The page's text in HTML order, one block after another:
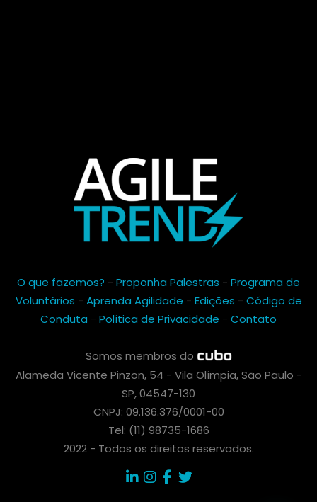
O que fazemos? - Proponha Palestras - Programa de
Voluntários - Aprenda Agilidade - Edições - Código de
Conduta - Política de Privacidade - Contato
Somos membros do
Alameda Vicente Pinzon, 54 - Vila Olímpia, São Paulo -
SP, 04547-130
CNPJ: 09.136.376/0001-00
Tel: (11) 98735-1686
2022 - Todos os direitos reservados.